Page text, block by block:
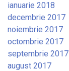
ianuarie 2018
decembrie 2017
noiembrie 2017
octombrie 2017
septembrie 2017
august 2017